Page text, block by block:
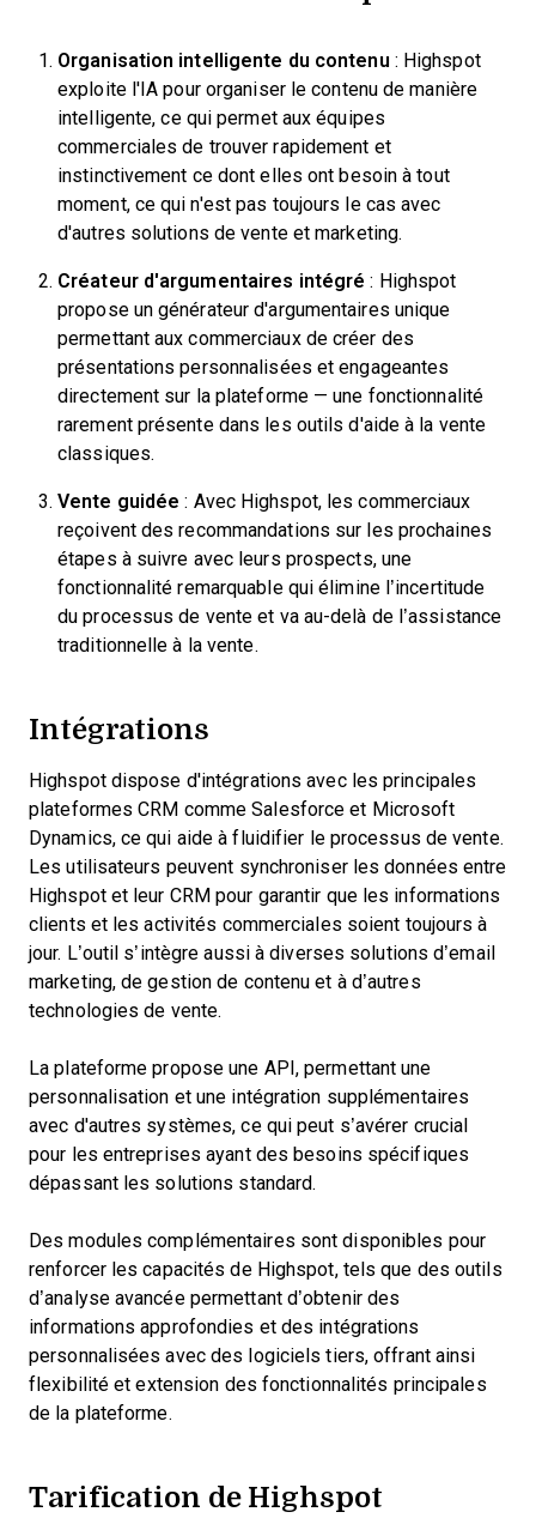
Organisation intelligente du contenu : Highspot
exploite l'IA pour organiser le contenu de manière
intelligente, ce qui permet aux équipes
commerciales de trouver rapidement et
instinctivement ce dont elles ont besoin à tout
moment, ce qui n'est pas toujours le cas avec
d'autres solutions de vente et marketing.
Créateur d'argumentaires intégré : Highspot
propose un générateur d'argumentaires unique
permettant aux commerciaux de créer des
présentations personnalisées et engageantes
directement sur la plateforme — une fonctionnalité
rarement présente dans les outils d'aide à la vente
classiques.
Vente guidée : Avec Highspot, les commerciaux
reçoivent des recommandations sur les prochaines
étapes à suivre avec leurs prospects, une
fonctionnalité remarquable qui élimine l’incertitude
du processus de vente et va au-delà de l’assistance
traditionnelle à la vente.
Intégrations
Highspot dispose d'intégrations avec les principales
plateformes CRM comme Salesforce et Microsoft
Dynamics, ce qui aide à fluidifier le processus de vente.
Les utilisateurs peuvent synchroniser les données entre
Highspot et leur CRM pour garantir que les informations
clients et les activités commerciales soient toujours à
jour. L’outil s’intègre aussi à diverses solutions d’email
marketing, de gestion de contenu et à d’autres
technologies de vente.
La plateforme propose une API, permettant une
personnalisation et une intégration supplémentaires
avec d'autres systèmes, ce qui peut s’avérer crucial
pour les entreprises ayant des besoins spécifiques
dépassant les solutions standard.
Des modules complémentaires sont disponibles pour
renforcer les capacités de Highspot, tels que des outils
d’analyse avancée permettant d’obtenir des
informations approfondies et des intégrations
personnalisées avec des logiciels tiers, offrant ainsi
flexibilité et extension des fonctionnalités principales
de la plateforme.
Tarification de Highspot